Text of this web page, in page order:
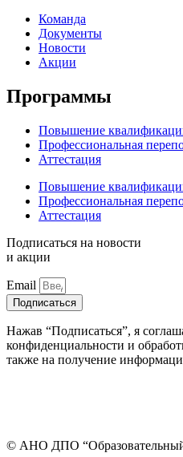
Команда
Документы
Новости
Акции
Программы
Повышение
Профессиональная
Аттестация
Повышение
Профессиональная
Аттестация
Подписаться на новости
и акции
Email
Подписаться
Нажав “Подписаться”, я
конфиденциальности и
также на получение
© АНО ДПО “Образовательный